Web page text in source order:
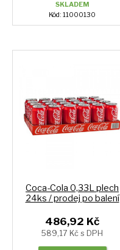
SKLADEM
Kód: 11000130
Coca-Cola 0,33L plech
24ks / prodej po balení
486,92 Kč
589,17 Kč s DPH